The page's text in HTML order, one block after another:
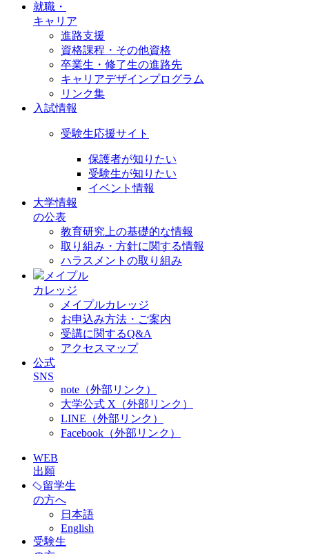
就職・
キャリア
進路支援
資格課程・その他資格
卒業生・修了生の進路先
キャリアデザインプログラム
リンク集
入試情報
受験生応援サイト
保護者が知りたい
受験生が知りたい
イベント情報
大学情報
の公表
教育研究上の基礎的な情報
取り組み・方針に関する情報
ハラスメントの取り組み
メイプル
カレッジ
メイプルカレッジ
お申込み方法・ご案内
受講に関するQ&A
アクセスマップ
公式
SNS
note（外部リンク）
大学公式 X（外部リンク）
LINE（外部リンク）
Facebook（外部リンク）
WEB
出願
留学生
の方へ
日本語
English
受験生